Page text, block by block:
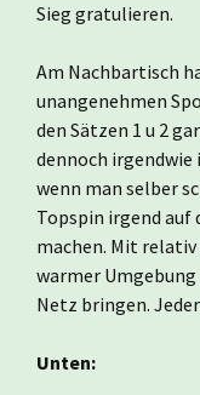
Sieg gratulieren.
Am Nachbartisch
unangenehmen
den Sätzen 1 u 2
dennoch irgendwie
wenn man selber
Topspin irgend auf
machen. Mit relativ
warmer
Netz bringen.
Unten: